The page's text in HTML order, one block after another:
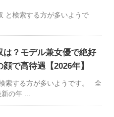
と検索する方が多いようで
は？モデル兼女優で絶好
で高待遇【2026年】
索する方が多いようです。 全
の年 ...